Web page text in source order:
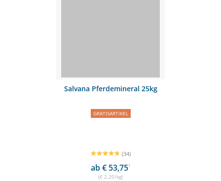
Salvana Pferdemineral 25kg
GRATISARTIKEL
(34)
ab € 53,751
(€ 2,20/kg)